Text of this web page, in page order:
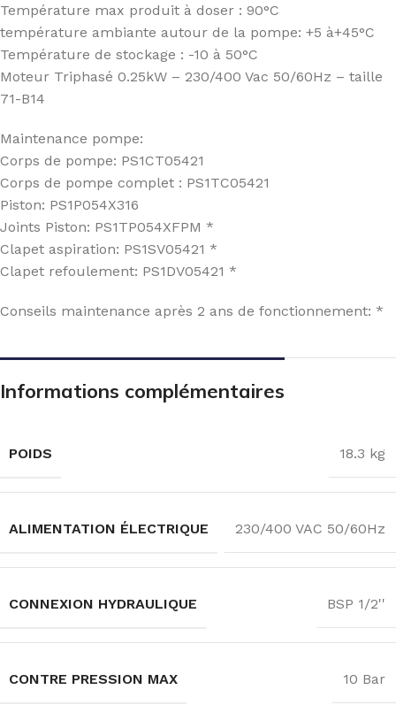
Température max produit à doser : 90°C
température ambiante autour de la pompe: +5 à+45°C
Température de stockage : -10 à 50°C
Moteur Triphasé 0.25kW – 230/400 Vac 50/60Hz – taille
71-B14
Maintenance pompe:
Corps de pompe: PS1CT05421
Corps de pompe complet : PS1TC05421
Piston: PS1P054X316
Joints Piston: PS1TP054XFPM *
Clapet aspiration: PS1SV05421 *
Clapet refoulement: PS1DV05421 *
Conseils maintenance après 2 ans de fonctionnement: *
Informations complémentaires
POIDS 18.3 kg
ALIMENTATION ÉLECTRIQUE 230/400 VAC 50/60Hz
CONNEXION HYDRAULIQUE BSP 1/2''
CONTRE PRESSION MAX 10 Bar